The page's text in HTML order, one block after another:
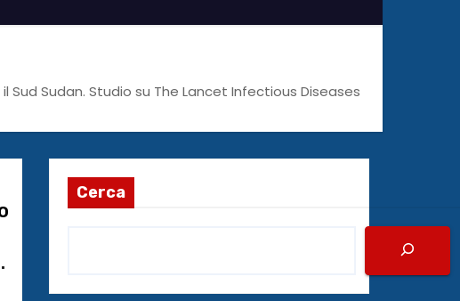
Sud Sudan. Studio su The Lancet Infectious Diseases
Cerca